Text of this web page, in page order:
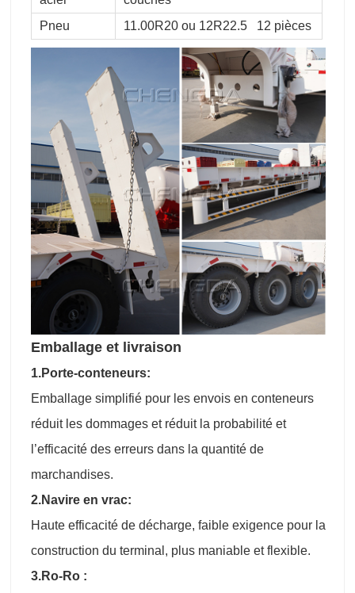
Pneu
11.00R20 ou 12R22.5 12 pièces
Emballage et livraison
1.Porte-conteneurs:
Emballage simplifié pour les envois en conteneurs
réduit les dommages et réduit la probabilité et
l’efficacité des erreurs dans la quantité de
marchandises.
2.Navire en vrac:
Haute efficacité de décharge, faible exigence pour la
construction du terminal, plus maniable et flexible.
3.Ro-Ro :